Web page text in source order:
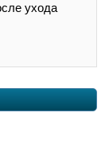
ухода